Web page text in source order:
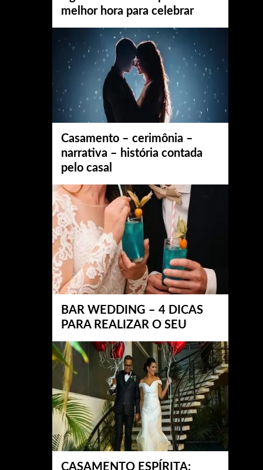
melhor hora para celebrar
Casamento – cerimônia –
narrativa – história contada
pelo casal
BAR WEDDING – 4 DICAS
PARA REALIZAR O SEU
CASAMENTO ESPÍRITA: